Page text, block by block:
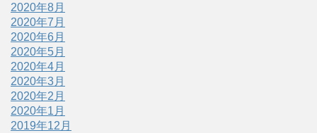
2020年8月
2020年7月
2020年6月
2020年5月
2020年4月
2020年3月
2020年2月
2020年1月
2019年12月